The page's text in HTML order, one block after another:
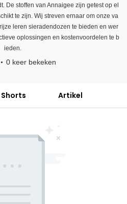
De stoffen van Annaigee zijn getest op el
te zijn. Wij streven ernaar om onze va
leren sieradendozen te bieden en wer
oplossingen en kostenvoordelen te b
ieden.
0 keer bekeken
Shorts Artikel